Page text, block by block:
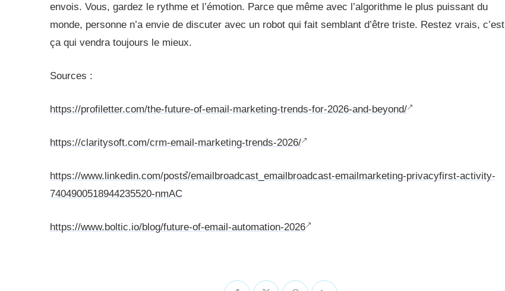
envois. Vous, gardez le rythme et l’émotion. Parce que même avec l’algorithme le plus puissant du
monde, personne n’a envie de discuter avec un robot qui fait semblant d’être triste. Restez vrais, c’est
ça qui vendra toujours le mieux.
Sources :
https://profiletter.com/the-future-of-email-marketing-trends-for-2026-and-beyond/
https://claritysoft.com/crm-email-marketing-trends-2026/
https://www.linkedin.com/posts/emailbroadcast_emailbroadcast-emailmarketing-privacyfirst-activity-
7404900518944235520-nmAC
https://www.boltic.io/blog/future-of-email-automation-2026